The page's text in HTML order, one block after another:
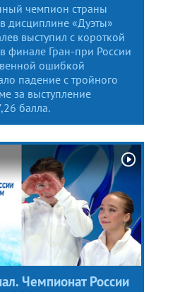
чемпион страны
дисциплине «Дуэты»
выступил с короткой
финале Гран-при России
ошибкой
падение с тройного
за выступление
балла.
Чемпионат России